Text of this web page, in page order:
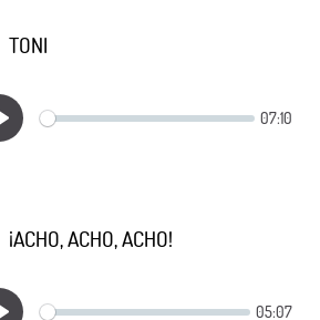
TONI
¡ACHO, ACHO, ACHO!